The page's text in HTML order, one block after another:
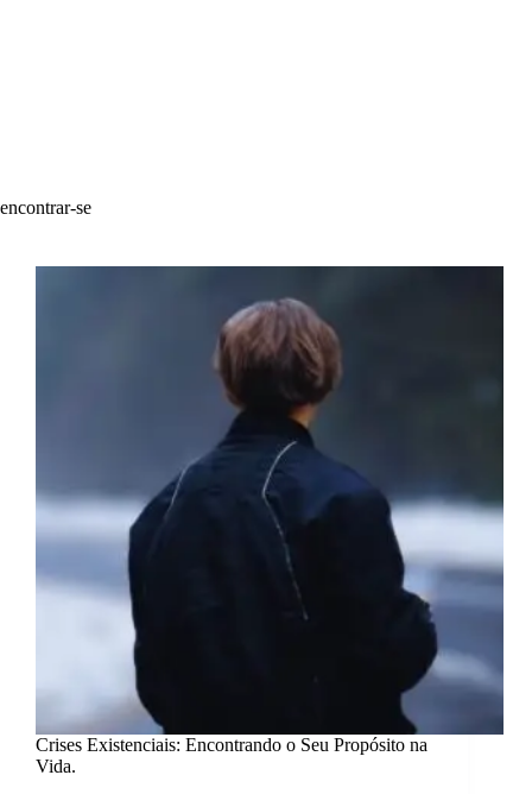
encontrar-se
Crises Existenciais: Encontrando o Seu Propósito na
Vida.